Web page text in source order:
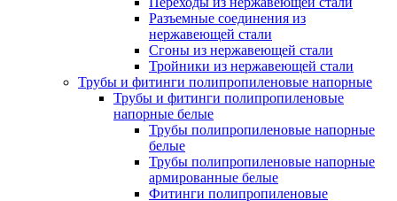
Разъемные соединения из
нержавеющей стали
Сгоны из нержавеющей стали
Тройники из нержавеющей стали
Трубы и фитинги полипропиленовые напорные
Трубы и фитинги полипропиленовые
напорные белые
Трубы полипропиленовые напорные
белые
Трубы полипропиленовые напорные
армированные белые
Фитинги полипропиленовые